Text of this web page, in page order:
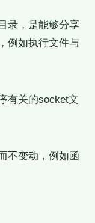
录，是能够分享
例如执行文件与
有关的socket文
不变动，例如函